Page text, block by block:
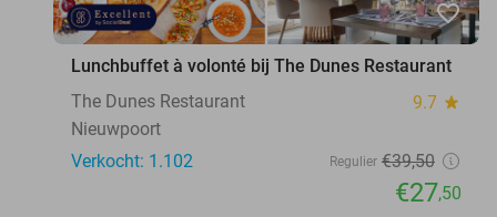
favorite_border
Lunchbuffet à volonté bij The Dunes Restaurant
The Dunes Restaurant
9.7 star
Nieuwpoort
Verkocht: 1.102
Regulier €39,50
€27,50